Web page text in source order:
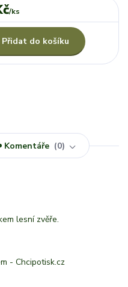
/ks
Přidat do košíku
Komentáře 0
lesní zvěře.